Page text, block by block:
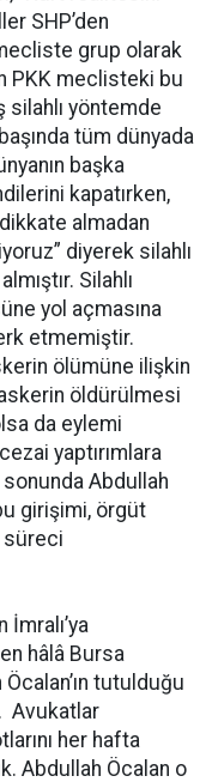
SHP’den
grup olarak
PKK meclisteki bu
silahlı yöntemde
tüm dünyada
başka
kapatırken,
almadan
diyerek silahlı
Silahlı
yol açmasına
etmemiştir.
ölümüne ilişkin
askerin öldürülmesi
da eylemi
yaptırımlara
sonunda Abdullah
girişimi, örgüt
süreci
İmralı’ya
hâlâ Bursa
tutulduğu
Avukatlar
her hafta
Abdullah Öcalan o